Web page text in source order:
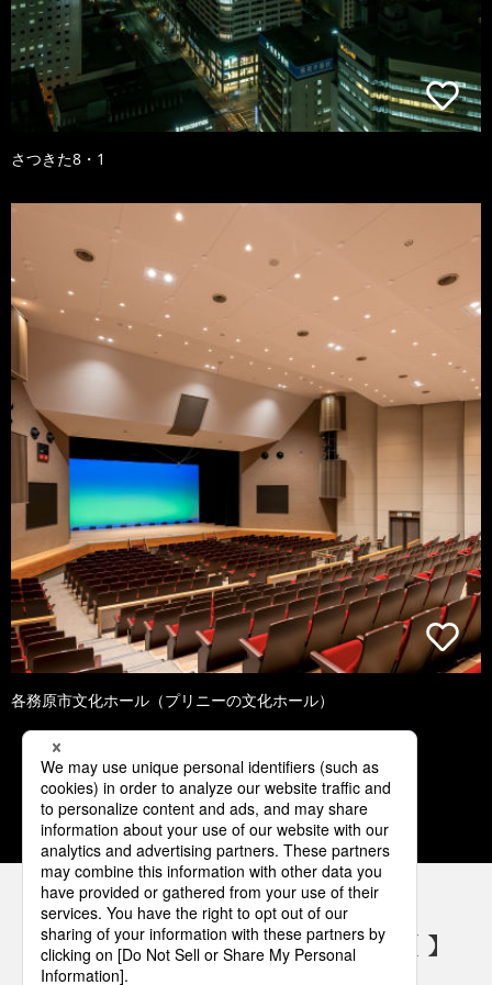
さつきた8・1
各務原市文化ホール（プリニーの文化ホール）
1 2 3 4 5
パナソニックの電気設備 SNSアカウント